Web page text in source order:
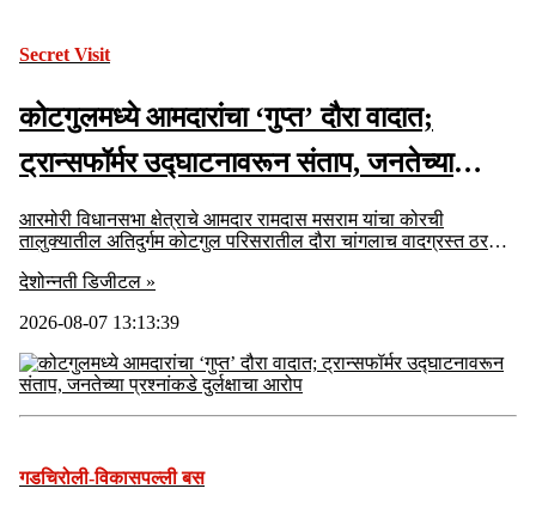
Secret Visit
कोटगुलमध्ये आमदारांचा ‘गुप्त’ दौरा वादात;
ट्रान्सफॉर्मर उद्घाटनावरून संताप, जनतेच्या
प्रश्नांकडे दुर्लक्षाचा आरोप
आरमोरी विधानसभा क्षेत्राचे आमदार रामदास मसराम यांचा कोरची
तालुक्यातील अतिदुर्गम कोटगुल परिसरातील दौरा चांगलाच वादग्रस्त ठरला
देशोन्नती डिजीटल »
2026-08-07 13:13:39
गडचिरोली-विकासपल्ली बस